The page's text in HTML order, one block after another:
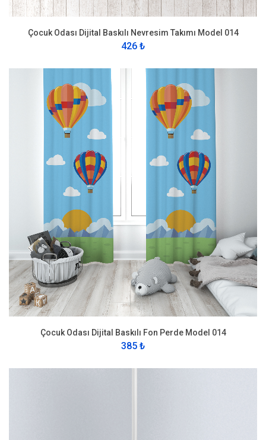
Çocuk Odası Dijital Baskılı Nevresim Takımı Model 014
426 ₺
Çocuk Odası Dijital Baskılı Fon Perde Model 014
385 ₺